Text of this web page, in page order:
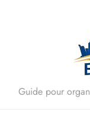
Guide pour